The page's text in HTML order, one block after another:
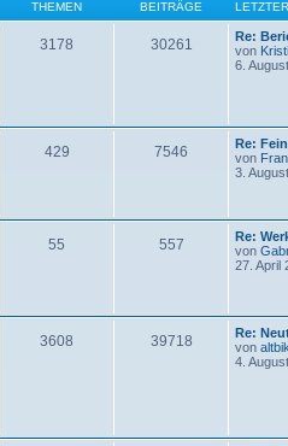
THEMEN BEITRÄGE
3178 30261
Re:
von
6.
429 7546
Re:
von
3.
55 557
Re:
von
27. April
3608 39718
Re:
von
4.